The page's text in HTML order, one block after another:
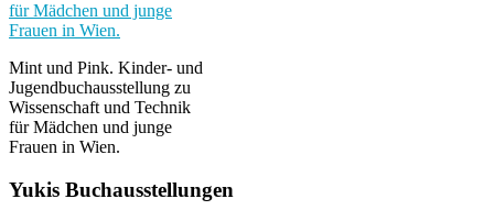
Mint und Pink. Kinder- und
Jugendbuchausstellung zu
Wissenschaft und Technik
für Mädchen und junge
Frauen in Wien.
Yukis Buchausstellungen